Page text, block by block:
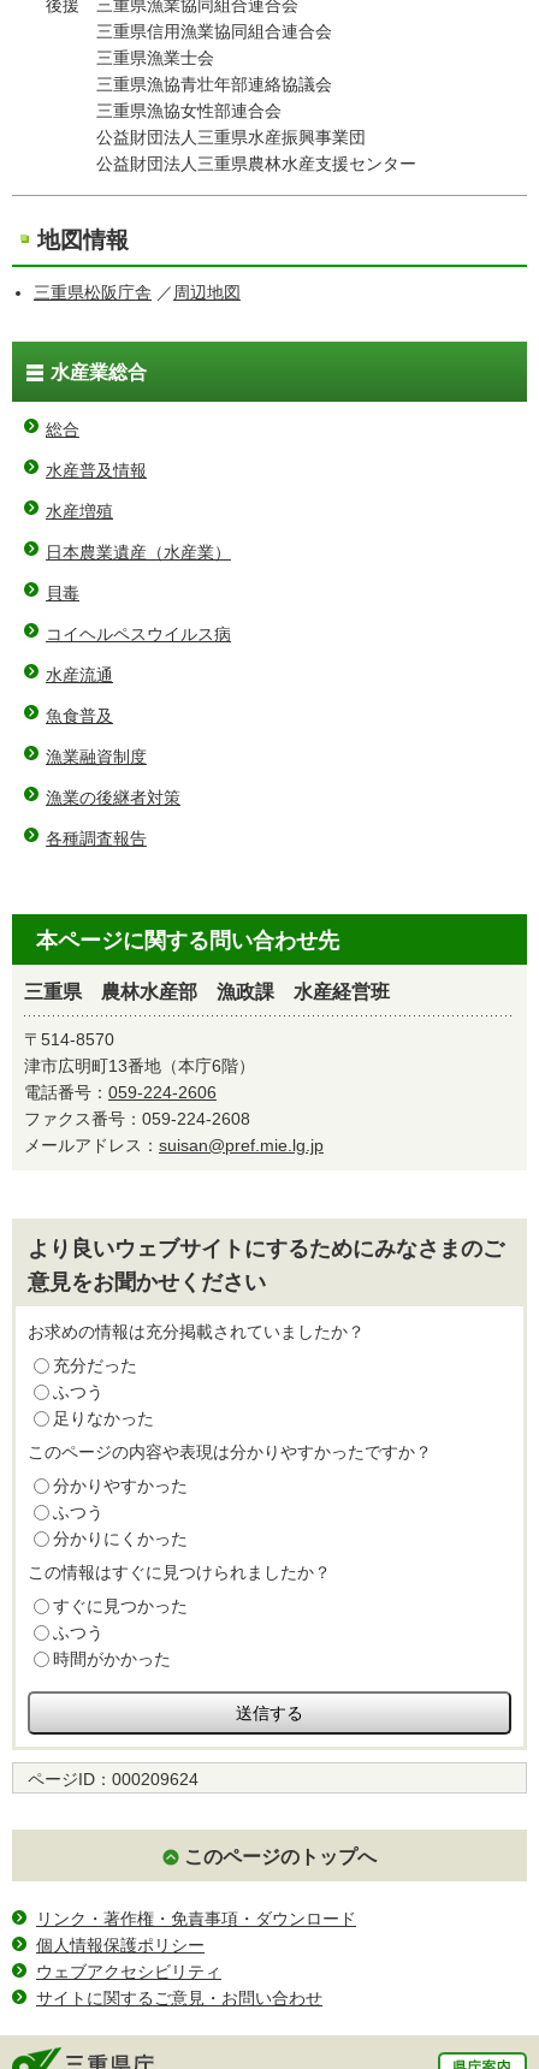
後援 三重県漁業協同組合連合会
三重県信用漁業協同組合連合会
三重県漁業士会
三重県漁協青壮年部連絡協議会
三重県漁協女性部連合会
公益財団法人三重県水産振興事業団
公益財団法人三重県農林水産支援センター
地図情報
三重県松阪庁舎 ／ 周辺地図
水産業総合
総合
水産普及情報
水産増殖
日本農業遺産（水産業）
貝毒
コイヘルペスウイルス病
水産流通
魚食普及
漁業融資制度
漁業の後継者対策
各種調査報告
本ページに関する問い合わせ先
三重県 農林水産部 漁政課 水産経営班
〒514-8570
津市広明町13番地（本庁6階）
電話番号： 059-224-2606
ファクス番号：059-224-2608
メールアドレス： suisan@pref.mie.lg.jp
より良いウェブサイトにするためにみなさまのご
意見をお聞かせください
お求めの情報は充分掲載されていましたか？
充分だった
ふつう
足りなかった
このページの内容や表現は分かりやすかったですか？
分かりやすかった
ふつう
分かりにくかった
この情報はすぐに見つけられましたか？
すぐに見つかった
ふつう
時間がかかった
ページID： 000209624
このページのトップへ
リンク・著作権・免責事項・ダウンロード
個人情報保護ポリシー
ウェブアクセシビリティ
サイトに関するご意見・お問い合わせ